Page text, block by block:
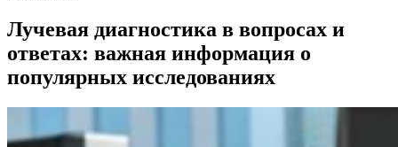
Лучевая диагностика в вопросах и
ответах: важная информация о
популярных исследованиях